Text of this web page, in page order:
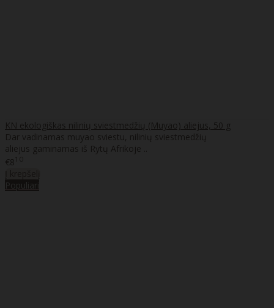
KN ekologiškas nilinių sviestmedžių (Muyao) aliejus, 50 g
Dar vadinamas muyao sviestu, nilinių sviestmedžių
aliejus gaminamas iš Rytų Afrikoje ..
€8 10
Populiari